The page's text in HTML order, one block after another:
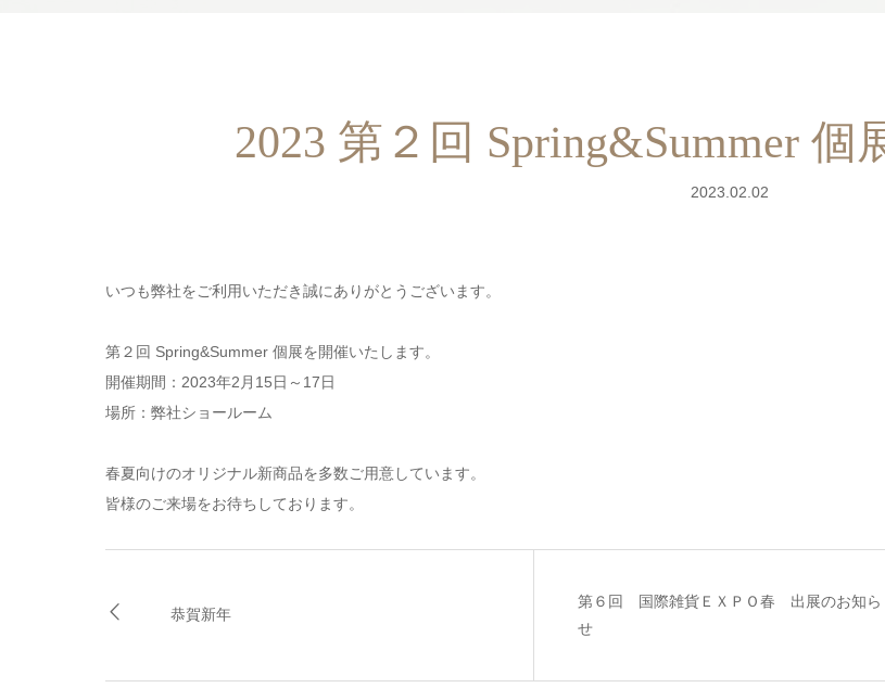
2023 第２回 Spring&Summer
2023.02.02
いつも弊社をご利用いただき誠にありがとうございます。
第２回 Spring&Summer 個展を開催いたします。
開催期間：2023年2月15日～17日
場所：弊社ショールーム
春夏向けのオリジナル新商品を多数ご用意しています。
皆様のご来場をお待ちしております。
恭賀新年
第６回 国際雑貨ＥＸＰＯ春 出展のお知ら
せ